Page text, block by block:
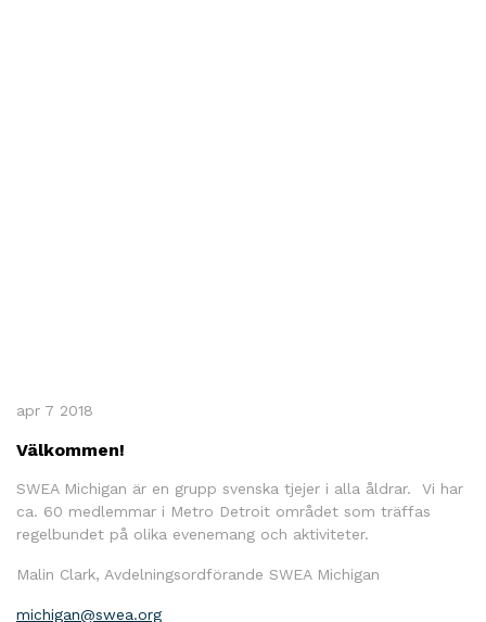
apr 7 2018
Välkommen!
SWEA Michigan är en grupp svenska tjejer i alla åldrar. Vi har
ca. 60 medlemmar i Metro Detroit området som träffas
regelbundet på olika evenemang och aktiviteter.
Malin Clark, Avdelningsordförande SWEA Michigan
michigan@swea.org